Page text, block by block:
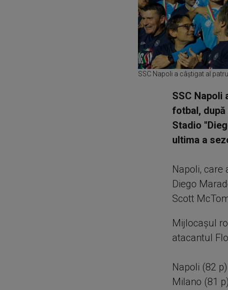
SSC Napoli a câștigat al
SSC Napoli
fotbal,
Stadio
ultima a
Napoli, care
Diego
Scott
Mijlocașul
atacantul
Napoli (82
Milano (81